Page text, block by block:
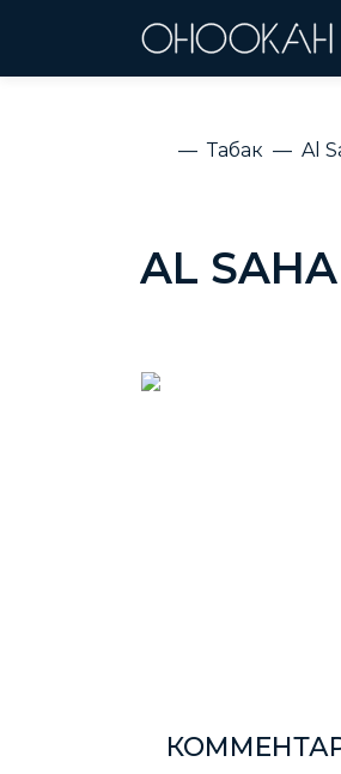
Табак Al
AL SAHA